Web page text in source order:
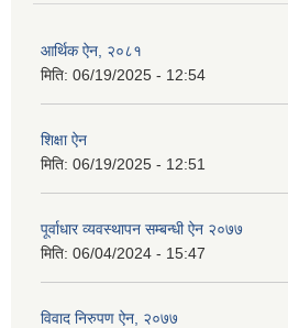
आर्थिक ऐन, २०८१
मिति: 06/19/2025 - 12:54
शिक्षा ऐन
मिति: 06/19/2025 - 12:51
पूर्वाधार व्यवस्थापन सम्बन्धी ऐन २०७७
मिति: 06/04/2024 - 15:47
विवाद निरुपण ऐन, २०७७